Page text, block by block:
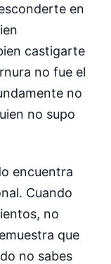
en
castigarte
no fue el
no
no supo
encuentra
Cuando
no
que
no sabes